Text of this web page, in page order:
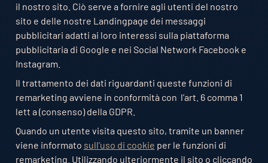
il nostro sito. Ciò serve a fornire agli utenti del nostro
sito e delle nostre Landingpage dei messaggi
pubblicitari adatti ai loro interessi sulla piattaforma
pubblicitaria di Google e nei Social Network Facebook e
Instagram.
Il trattamento dei dati riguardanti queste funzioni di
remarketing avviene in conformità con l’art. 6 comma 1
lett a (consenso) della GDPR.
Quando un utente visita questo sito, tramite un banner
viene informato sull’uso di cookie per le funzioni di
remarketing. Utilizzando ulteriormente il sito o cliccando